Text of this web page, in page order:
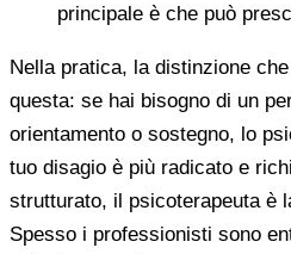
principale è che può
Nella pratica, la distinzione
questa: se hai bisogno di un
orientamento o sostegno, lo
tuo disagio è più radicato e
strutturato, il psicoterapeuta è
Spesso i professionisti sono